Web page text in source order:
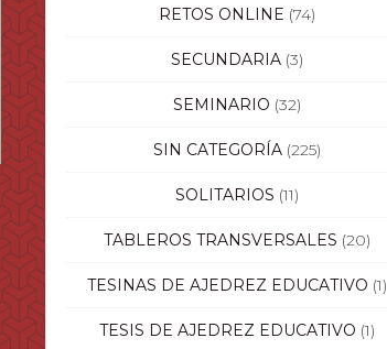
RETOS ONLINE (74)
SECUNDARIA(3)
SEMINARIO (32)
SIN CATEGORÍA(225)
SOLITARIOS (11)
TABLEROS TRANSVERSALES (20)
TESINAS DE AJEDREZ EDUCATIVO (1)
TESIS DE AJEDREZ EDUCATIVO (1)